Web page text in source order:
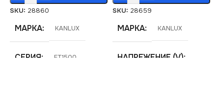
МОЩНОСТ (W)
НАЧИН НА МОНТАЖ
МОЩНОСТ (W)
НАЧИН НА МОНТАЖ
SKU: 28860
МАРКА KANLUX
СЕРИЯ FT1500
SKU: 28659
МАРКА KANLUX
НАПРЕЖЕНИЕ (V)